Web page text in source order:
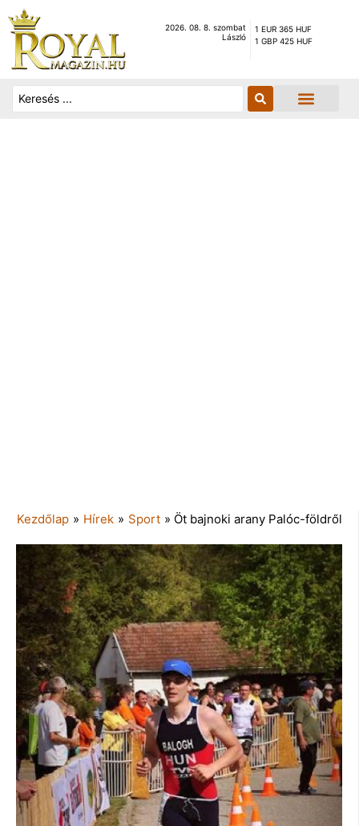
2026. 08. 8. szombat
László
1 EUR 365 HUF
1 GBP 425 HUF
Kezdőlap » Hírek » Sport » Öt bajnoki arany Palóc-földről